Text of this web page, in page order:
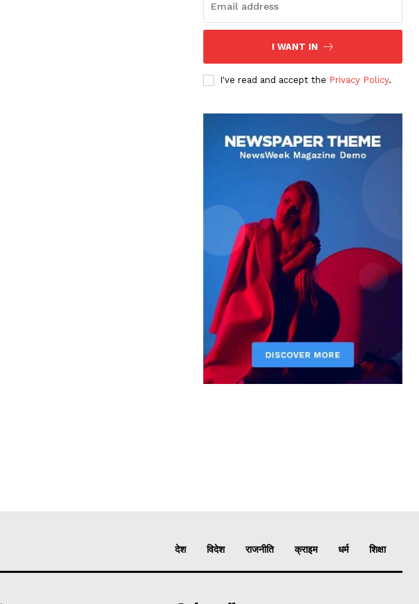
I WANT IN
I've read and accept the Privacy Policy.
देश विदेश राजनीति क्राइम धर्म शिक्षा